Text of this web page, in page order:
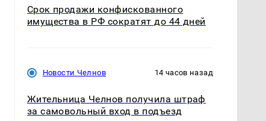
Срок продажи конфискованного
имущества в РФ сократят до 44 дней
Новости Челнов 14 часов назад
Жительница Челнов получила штраф
за самовольный вход в подъезд